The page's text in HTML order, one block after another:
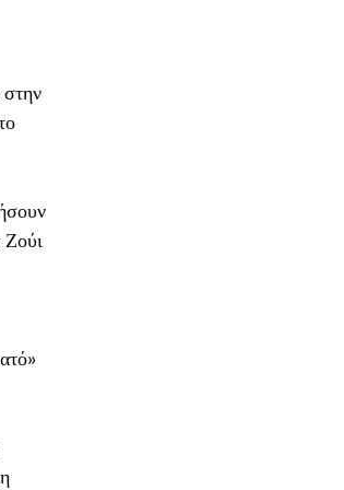
στην
Ζούι